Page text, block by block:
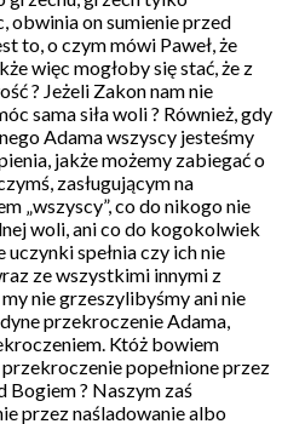
obwinia on sumienie przed
to, o czym mówi Paweł, że
więc mogłoby się stać, że z
? Jeżeli Zakon nam nie
sama siła woli ? Również, gdy
Adama wszyscy jesteśmy
jakże możemy zabiegać o
zasługującym na
„wszyscy”, co do nikogo nie
woli, ani co do kogokolwiek
spełnia czy ich nie
ze wszystkimi innymi z
nie grzeszylibyśmy ani nie
przekroczenie Adama,
Któż bowiem
popełnione przez
Bogiem ? Naszym zaś
przez naśladowanie albo